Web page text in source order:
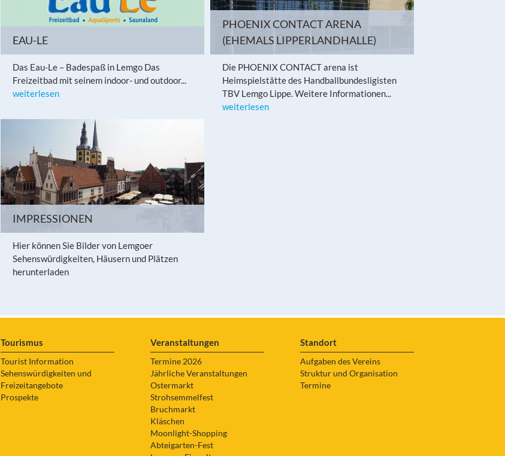
EAU-LE
Das Eau-Le – Badespaß in Lemgo Das
Freizeitbad mit seinem indoor- und outdoor...
weiterlesen
PHOENIX CONTACT ARENA
(EHEMALS LIPPERLANDHALLE)
Die PHOENIX CONTACT arena ist
Heimspielstätte des Handballbundesligisten
TBV Lemgo Lippe. Weitere Informationen...
weiterlesen
IMPRESSIONEN
Hier können Sie Bilder von Lemgoer
Sehenswürdigkeiten, Häusern und Plätzen
herunterladen
Tourismus
Tourist Information
Sehenswürdigkeiten und
Freizeitangebote
Prospekte
Veranstaltungen
Termine 2026
Jährliche Veranstaltungen
Ostermarkt
Strohsemmelfest
Bruchmarkt
Kläschen
Moonlight-Shopping
Abteigarten-Fest
Standort
Aufgaben des Vereins
Struktur und Organisation
Termine